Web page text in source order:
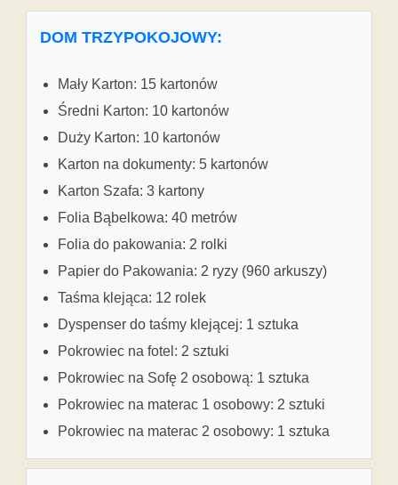
DOM TRZYPOKOJOWY:
Mały Karton: 15 kartonów
Średni Karton: 10 kartonów
Duży Karton: 10 kartonów
Karton na dokumenty: 5 kartonów
Karton Szafa: 3 kartony
Folia Bąbelkowa: 40 metrów
Folia do pakowania: 2 rolki
Papier do Pakowania: 2 ryzy (960 arkuszy)
Taśma klejąca: 12 rolek
Dyspenser do taśmy klejącej: 1 sztuka
Pokrowiec na fotel: 2 sztuki
Pokrowiec na Sofę 2 osobową: 1 sztuka
Pokrowiec na materac 1 osobowy: 2 sztuki
Pokrowiec na materac 2 osobowy: 1 sztuka